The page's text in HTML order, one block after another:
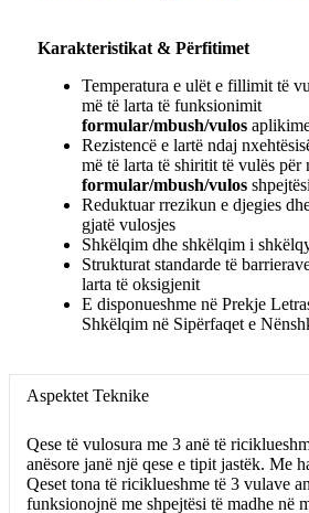
Karakteristikat & Përfitimet
Temperatura e ulët e fillimit të
më të larta të funksionimit
formular/mbush/vulos
Rezistencë e lartë ndaj
më të larta të shiritit të vulës për
formular/mbush/vulos
Reduktuar rrezikun e djegies
gjatë vulosjes
Shkëlqim dhe shkëlqim i
Strukturat standarde të
larta të oksigjenit
E disponueshme në Prekje
Shkëlqim në Sipërfaqet e
Aspektet Teknike
Qese të vulosura me 3 anë të
anësore janë një qese e tipit jastëk. Me
Qeset tona të riciklueshme të 3 vulave
funksionojnë me shpejtësi të madhe në